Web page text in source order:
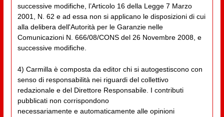
successive modifiche, l’Articolo 16 della Legge 7 Marzo
2001, N. 62 e ad essa non si applicano le disposizioni di cui
alla delibera dell'Autorità per le Garanzie nelle
Comunicazioni N. 666/08/CONS del 26 Novembre 2008, e
successive modifiche.
4) Carmilla è composta da editor chi si autogestiscono con
senso di responsabilità nei riguardi del collettivo
redazionale e del Direttore Responsabile. I contributi
pubblicati non corrispondono
necessariamente e automaticamente alle opinioni